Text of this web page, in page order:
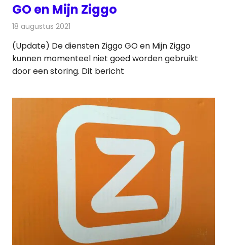
GO en Mijn Ziggo
18 augustus 2021
(Update) De diensten Ziggo GO en Mijn Ziggo
kunnen momenteel niet goed worden gebruikt
door een storing. Dit bericht